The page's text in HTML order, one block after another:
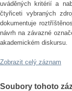
uváděných kritérií a
čtyřiceti vybraných
dokumentuje
návrh na závazné
akademickém diskursu.
Zobrazit celý záznam
Soubory tohoto